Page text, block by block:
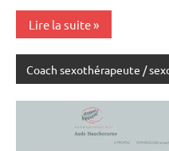
Lire la suite
Coach sexothérapeute /